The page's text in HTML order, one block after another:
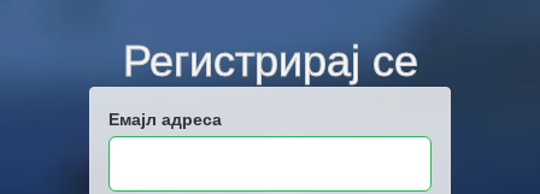
Регистрирај се
Емајл адреса